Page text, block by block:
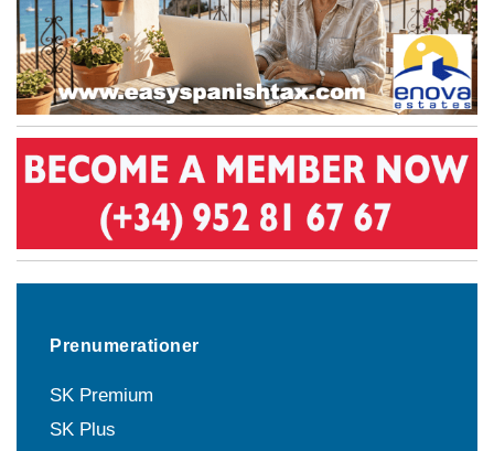
Prenumerationer
SK Premium
SK Plus